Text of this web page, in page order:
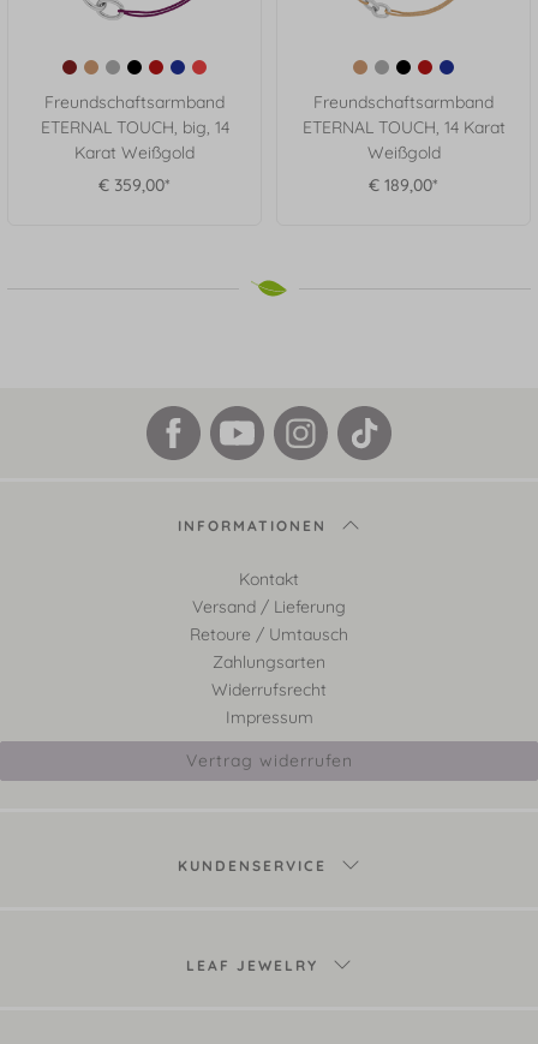
Freundschaftsarmband
ETERNAL TOUCH, big, 14
Karat Weißgold
€ 359,00*
Freundschaftsarmband
ETERNAL TOUCH, 14 Karat
Weißgold
€ 189,00*
INFORMATIONEN
Kontakt
Versand / Lieferung
Retoure / Umtausch
Zahlungsarten
Widerrufsrecht
Impressum
Vertrag widerrufen
KUNDENSERVICE
LEAF JEWELRY